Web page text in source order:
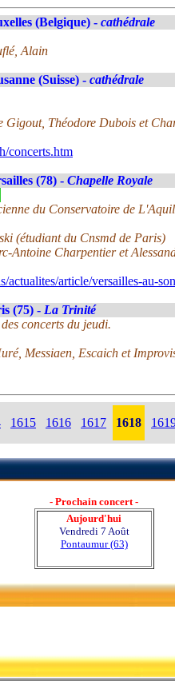
(Belgique) - cathédrale
Alain
(Suisse) - cathédrale
Gigout, Théodore Dubois et
concerts.htm
(78) - Chapelle Royale
du Conservatoire de
(étudiant du Cnsmd de Paris)
Antoine Charpentier et
article/versailles-au-
(75) - La Trinité
concerts du jeudi.
Messiaen, Escaich et
1615 1616 1617 1618
- Prochain concert -
Aujourd'hui
Vendredi 7 Août
Pontaumur (63)